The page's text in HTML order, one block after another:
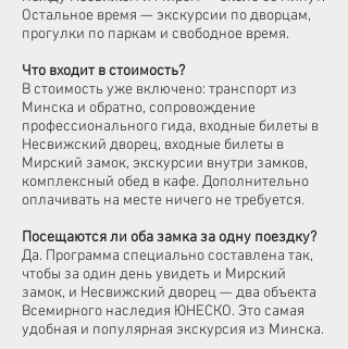
Остальное время — экскурсии по дворцам,
прогулки по паркам и свободное время.
Что входит в стоимость?
В стоимость уже включено: транспорт из
Минска и обратно, сопровождение
профессионального гида, входные билеты в
Несвижский дворец, входные билеты в
Мирский замок, экскурсии внутри замков,
комплексный обед в кафе. Дополнительно
оплачивать на месте ничего не требуется.
Посещаются ли оба замка за одну поездку?
Да. Программа специально составлена так,
чтобы за один день увидеть и Мирский
замок, и Несвижский дворец — два объекта
Всемирного наследия ЮНЕСКО. Это самая
удобная и популярная экскурсия из Минска.